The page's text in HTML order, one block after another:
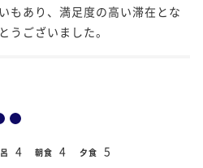
もあり、満足度の高い滞在とな
うございました。
4 朝食 4 夕食 5